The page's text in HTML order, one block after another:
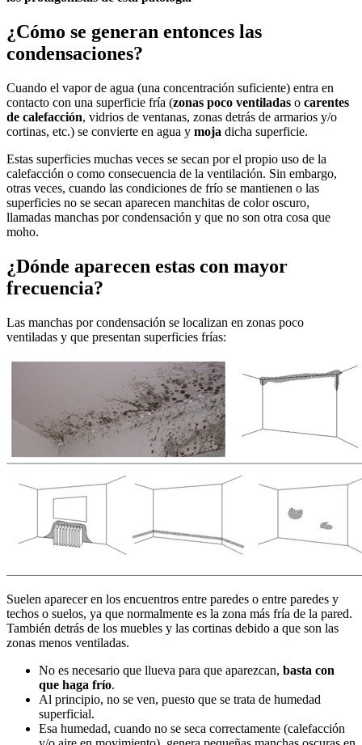
¿Cómo se generan entonces las
condensaciones?
Cuando el vapor de agua (una concentración suficiente) entra en
contacto con una superficie fría (zonas poco ventiladas o carentes
de calefacción, vidrios de ventanas, zonas detrás de armarios y/o
cortinas, etc.) se convierte en agua y moja dicha superficie.
Estas superficies muchas veces se secan por el propio uso de la
calefacción o como consecuencia de la ventilación. Sin embargo,
otras veces, cuando las condiciones de frío se mantienen o las
superficies no se secan aparecen manchitas de color oscuro,
llamadas manchas por condensación y que no son otra cosa que
moho.
¿Dónde aparecen estas con mayor
frecuencia?
Las manchas por condensación se localizan en zonas poco
ventiladas y que presentan superficies frías:
Suelen aparecer en los encuentros entre paredes o entre paredes y
techos o suelos, ya que normalmente es la zona más fría de la pared.
También detrás de los muebles y las cortinas debido a que son las
zonas menos ventiladas.
No es necesario que llueva para que aparezcan, basta con
que haga frío.
Al principio, no se ven, puesto que se trata de humedad
superficial.
Esa humedad, cuando no se seca correctamente (calefacción